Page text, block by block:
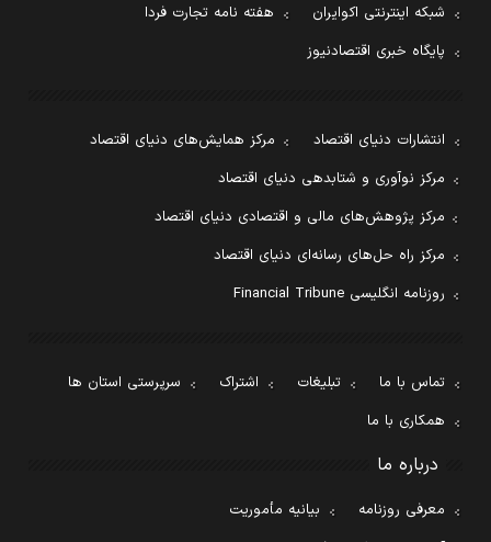
شبکه اینترنتی اکوایران
هفته نامه تجارت فردا
پایگاه خبری اقتصادنیوز
انتشارات دنیای اقتصاد
مرکز همایش‌های دنیای اقتصاد
مرکز نوآوری و شتابدهی دنیای اقتصاد
مرکز پژوهش‌های مالی و اقتصادی دنیای اقتصاد
مرکز راه حل‌های رسانه‌ای دنیای اقتصاد
روزنامه انگلیسی Financial Tribune
تماس با ما تبلیغات اشتراک
سرپرستی استان ها
همکاری با ما
درباره ما
معرفی روزنامه
بیانیه مأموریت